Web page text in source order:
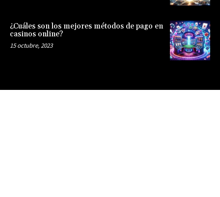
¿Cuáles son los mejores métodos de pago en
casinos online?
15 octubre, 2023